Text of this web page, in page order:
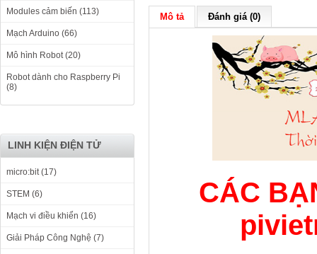
Modules cảm biến (113)
Mạch Arduino (66)
Mô hình Robot (20)
Robot dành cho Raspberry Pi
(8)
LINH KIỆN ĐIỆN TỬ
micro:bit (17)
STEM (6)
Mạch vi điều khiển (16)
Giải Pháp Công Nghệ (7)
Mô tả Đánh giá (0)
CÁC